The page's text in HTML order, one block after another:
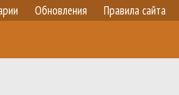
Обновления Правила сайта